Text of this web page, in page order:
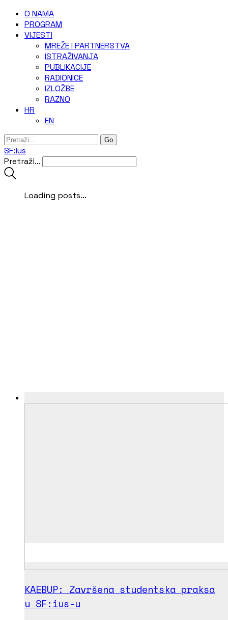
O NAMA
‎PROGRAM
VIJESTI
MREŽE I PARTNERSTVA
ISTRAŽIVANJA
PUBLIKACIJE
RADIONICE
IZLOŽBE
RAZNO
HR
EN
SF:ius
Pretraži...
Loading posts...
KAEBUP: Završena studentska praksa
u SF:ius-u